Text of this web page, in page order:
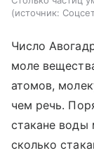
источник:
Число
моле
атомов,
чем речь.
стакане воды
сколько